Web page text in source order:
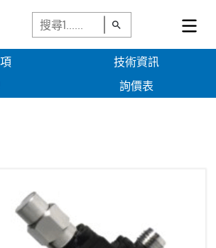
技術資訊
詢價表